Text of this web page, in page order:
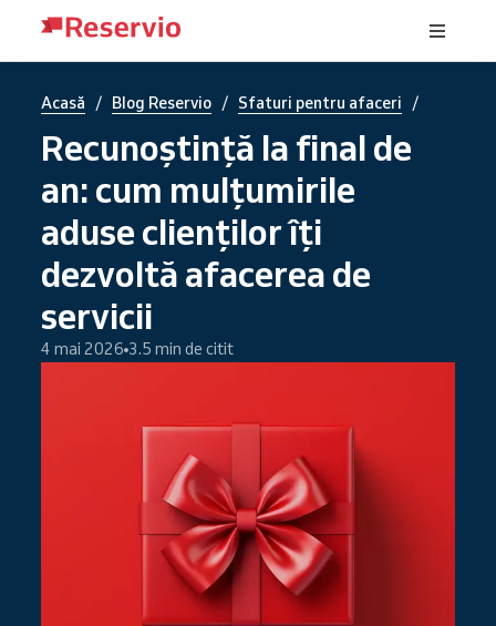
Acasă / Blog Reservio / Sfaturi pentru afaceri /
Recunoștință la final de
an: cum mulțumirile
aduse clienților îți
dezvoltă afacerea de
servicii
4 mai 2026 3.5 min de citit